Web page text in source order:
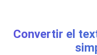
Convertir el